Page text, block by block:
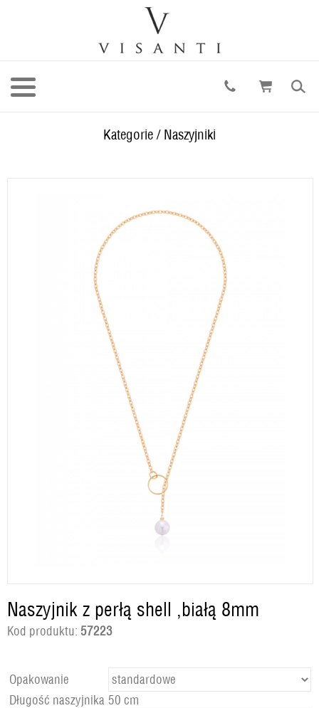
Kategorie / Naszyjniki
Naszyjnik z perłą shell ,białą 8mm
Kod produktu: 57223
Opakowanie
Długość naszyjnika 50 cm